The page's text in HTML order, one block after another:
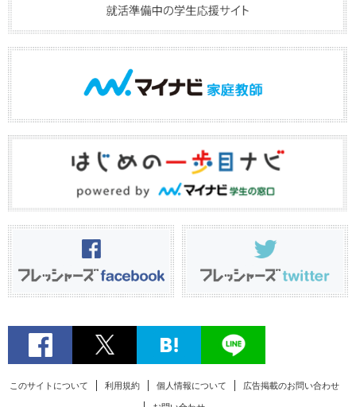
このサイトについて 利用規約 個人情報について 広告掲載のお問い合わせ